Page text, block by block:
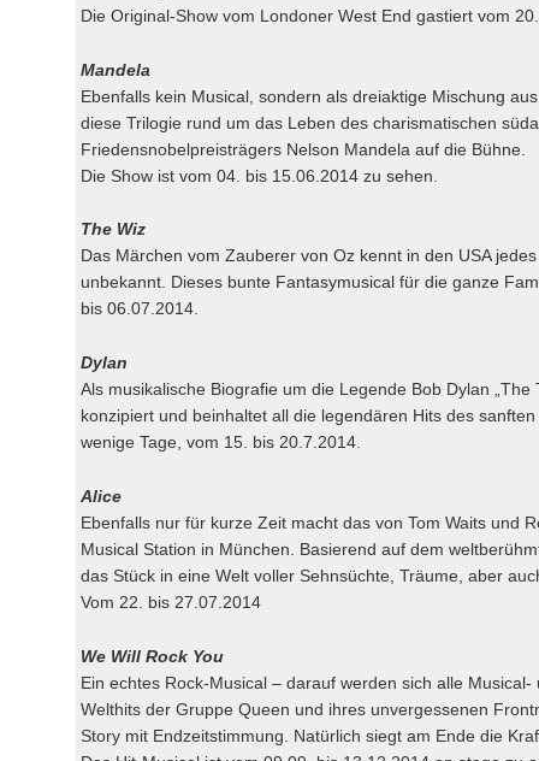
Die Original-Show vom Londoner West End gastiert vom
Mandela
Ebenfalls kein Musical, sondern als dreiaktige Mischung
diese Trilogie rund um das Leben des charismatischen
Friedensnobelpreisträgers Nelson Mandela auf die Bühne.
Die Show ist vom 04. bis 15.06.2014 zu sehen.
The Wiz
Das Märchen vom Zauberer von Oz kennt in den USA
unbekannt. Dieses bunte Fantasymusical für die ganze
bis 06.07.2014.
Dylan
Als musikalische Biografie um die Legende Bob Dylan „The
konzipiert und beinhaltet all die legendären Hits des
wenige Tage, vom 15. bis 20.7.2014.
Alice
Ebenfalls nur für kurze Zeit macht das von Tom Waits und
Musical Station in München. Basierend auf dem
das Stück in eine Welt voller Sehnsüchte, Träume, aber
Vom 22. bis 27.07.2014
We Will Rock You
Ein echtes Rock-Musical – darauf werden sich alle
Welthits der Gruppe Queen und ihres unvergessenen
Story mit Endzeitstimmung. Natürlich siegt am Ende die